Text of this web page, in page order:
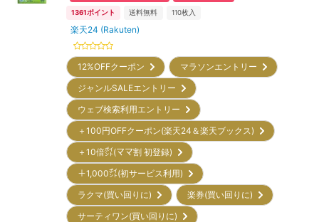
1361ポイント 送料無料 110枚入
楽天24 (Rakuten)
12%OFFクーポン
マラソンエントリー
ジャンルSALEエントリー
ウェブ検索利用エントリー
＋100円OFFクーポン(楽天24＆楽天ブックス)
＋10倍㌽(ママ割 初登録)
＋1,000㌽(初サービス利用)
ラクマ(買い回りに)
楽券(買い回りに)
サーティワン(買い回りに)